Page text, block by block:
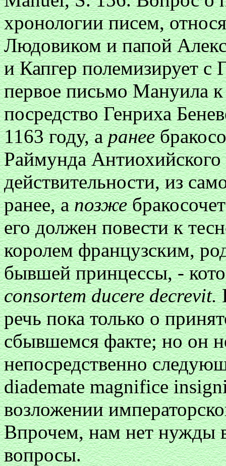
хронологии писем,
Людовиком и папой
и Капгер полемизирует с
первое письмо Мануила
посредство Генриха
1163 году, aранее
Раймунда
действительности, из
ранее, aпозже
его должен повести к
королем французским,
бывшей принцессы, -
consortem ducere decrevit.
речь пока только о
сбывшемся факте; но он
непосредственно
diademate magnifice
возложении
Впрочем, нам нет нужды
вопросы.